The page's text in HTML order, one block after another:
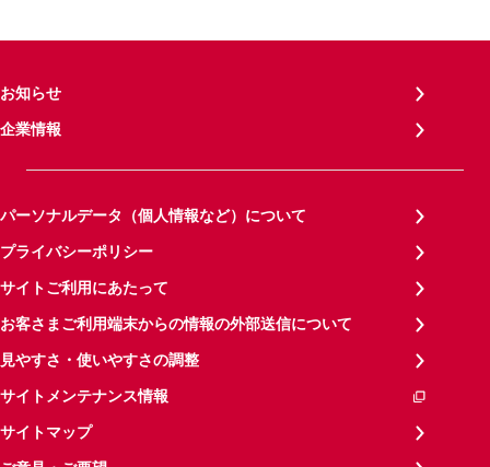
お知らせ
企業情報
パーソナルデータ（個人情報など）について
プライバシーポリシー
サイトご利用にあたって
お客さまご利用端末からの情報の外部送信について
見やすさ・使いやすさの調整
サイトメンテナンス情報
サイトマップ